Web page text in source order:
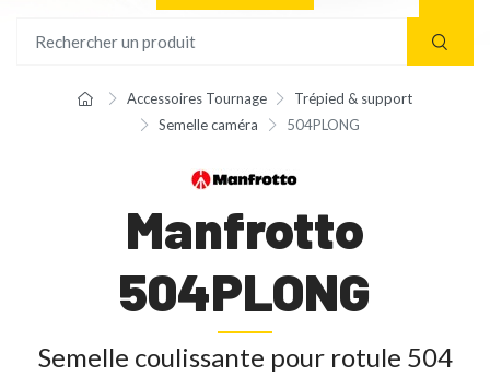
Accessoires Tournage
Trépied & support
Semelle caméra
504PLONG
Manfrotto
504PLONG
Semelle coulissante pour rotule 504